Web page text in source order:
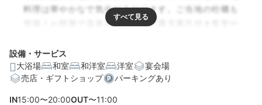
料理は華やかなで気分が上がります。ご当地の牡蠣も
登場！お部屋で温泉が楽しめる半露天風呂付き客室や
う。
設備・サービス
大浴場
和室 和洋室 洋室
宴会場
売店・ギフトショップ
パーキングあり
IN15:00〜20:00OUT〜11:00